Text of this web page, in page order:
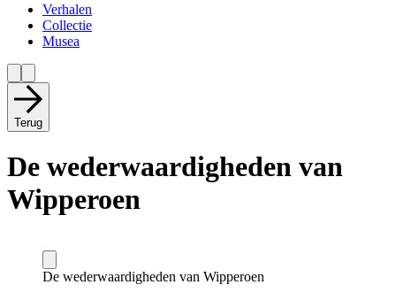
Verhalen
Collectie
Musea
Terug
De wederwaardigheden van
Wipperoen
De wederwaardigheden van Wipperoen